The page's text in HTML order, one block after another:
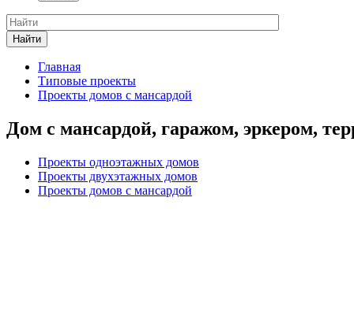
Найти
Главная
Типовые проекты
Проекты домов с мансардой
Дом с мансардой, гаражом, эркером,
Проекты одноэтажных домов
Проекты двухэтажных домов
Проекты домов с мансардой